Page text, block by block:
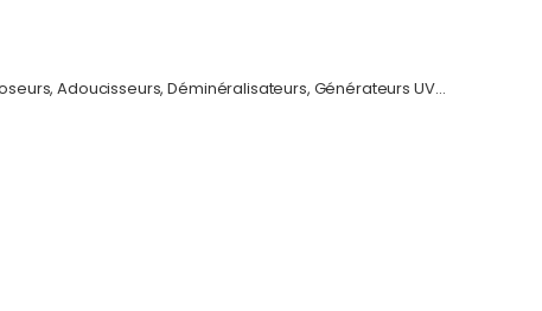
Adoucisseurs, Déminéralisateurs, Générateurs UV…